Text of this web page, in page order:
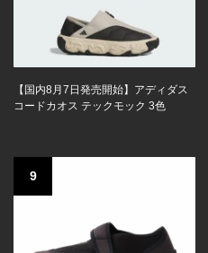
【国内8月7日発売開始】アディダス
コードカオス テックモック 3色
9